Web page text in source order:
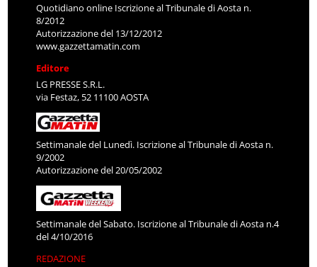
Quotidiano online Iscrizione al Tribunale di Aosta n.
8/2012
Autorizzazione del 13/12/2012
www.gazzettamatin.com
Editore
LG PRESSE S.R.L.
via Festaz, 52 11100 AOSTA
Settimanale del Lunedì. Iscrizione al Tribunale di Aosta n.
9/2002
Autorizzazione del 20/05/2002
Settimanale del Sabato. Iscrizione al Tribunale di Aosta n.4
del 4/10/2016
REDAZIONE